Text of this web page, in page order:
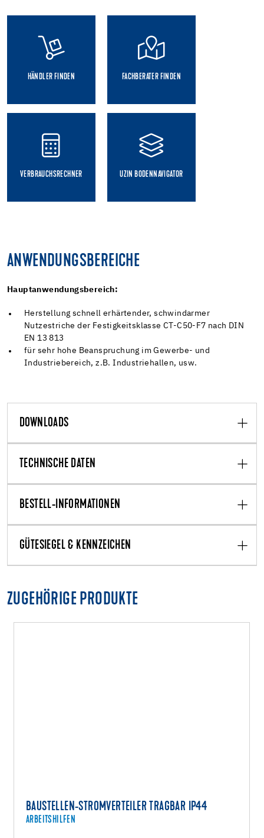
HÄNDLER FINDEN FACHBERATER FINDEN
VERBRAUCHSRECHNER UZIN BODENNAVIGATOR
ANWENDUNGSBEREICHE
Hauptanwendungsbereich:
Herstellung schnell erhärtender, schwindarmer
Nutzestriche der Festigkeitsklasse CT-C50-F7 nach DIN
EN 13 813
für sehr hohe Beanspruchung im Gewerbe- und
Industriebereich, z.B. Industriehallen, usw.
DOWNLOADS
TECHNISCHE DATEN
BESTELL-INFORMATIONEN
GÜTESIEGEL & KENNZEICHEN
ZUGEHÖRIGE PRODUKTE
BAUSTELLEN-STROMVERTEILER TRAGBAR IP44
ARBEITSHILFEN